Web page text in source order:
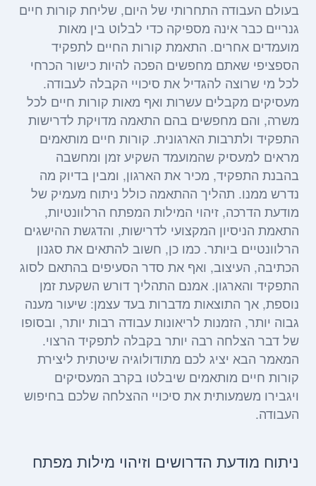
בעולם העבודה התחרותי של היום, שליחת קורות חיים
גנריים כבר אינה מספיקה כדי לבלוט בין מאות
מועמדים אחרים. התאמת קורות החיים לתפקיד
הספציפי שאתם מחפשים הפכה להיות כישור הכרחי
לכל מי שרוצה להגדיל את סיכויי הקבלה לעבודה.
מעסיקים מקבלים עשרות ואף מאות קורות חיים לכל
משרה, והם מחפשים בהם התאמה מדויקת לדרישות
התפקיד ולתרבות הארגונית. קורות חיים מותאמים
מראים למעסיק שהמועמד השקיע זמן ומחשבה
בהבנת התפקיד, מכיר את הארגון, ומבין בדיוק מה
נדרש ממנו. תהליך ההתאמה כולל ניתוח מעמיק של
מודעת הדרכה, זיהוי המילות המפתח הרלוונטיות,
התאמת הניסיון המקצועי לדרישות, והדגשת ההישגים
הרלוונטיים ביותר. כמו כן, חשוב להתאים את סגנון
הכתיבה, העיצוב, ואף את סדר הסעיפים בהתאם לסוג
התפקיד והארגון. אמנם התהליך דורש השקעת זמן
נוספת, אך התוצאות מדברות בעד עצמן: שיעור מענה
גבוה יותר, הזמנות לריאונות עבודה רבות יותר, ובסופו
של דבר הצלחה רבה יותר בקבלה לתפקיד הרצוי.
המאמר הבא יציג לכם מתודולוגיה שיטתית ליצירת
קורות חיים מותאמים שיבלטו בקרב המעסיקים
ויגבירו משמעותית את סיכויי ההצלחה שלכם בחיפוש
העבודה.
ניתוח מודעת הדרושים וזיהוי מילות מפתח